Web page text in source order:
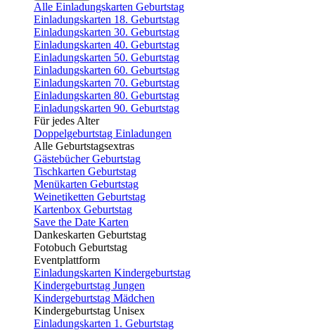
Alle Einladungskarten Geburtstag
Einladungskarten 18. Geburtstag
Einladungskarten 30. Geburtstag
Einladungskarten 40. Geburtstag
Einladungskarten 50. Geburtstag
Einladungskarten 60. Geburtstag
Einladungskarten 70. Geburtstag
Einladungskarten 80. Geburtstag
Einladungskarten 90. Geburtstag
Für jedes Alter
Doppelgeburtstag Einladungen
Alle Geburtstagsextras
Gästebücher Geburtstag
Tischkarten Geburtstag
Menükarten Geburtstag
Weinetiketten Geburtstag
Kartenbox Geburtstag
Save the Date Karten
Dankeskarten Geburtstag
Fotobuch Geburtstag
Eventplattform
Einladungskarten Kindergeburtstag
Kindergeburtstag Jungen
Kindergeburtstag Mädchen
Kindergeburtstag Unisex
Einladungskarten 1. Geburtstag